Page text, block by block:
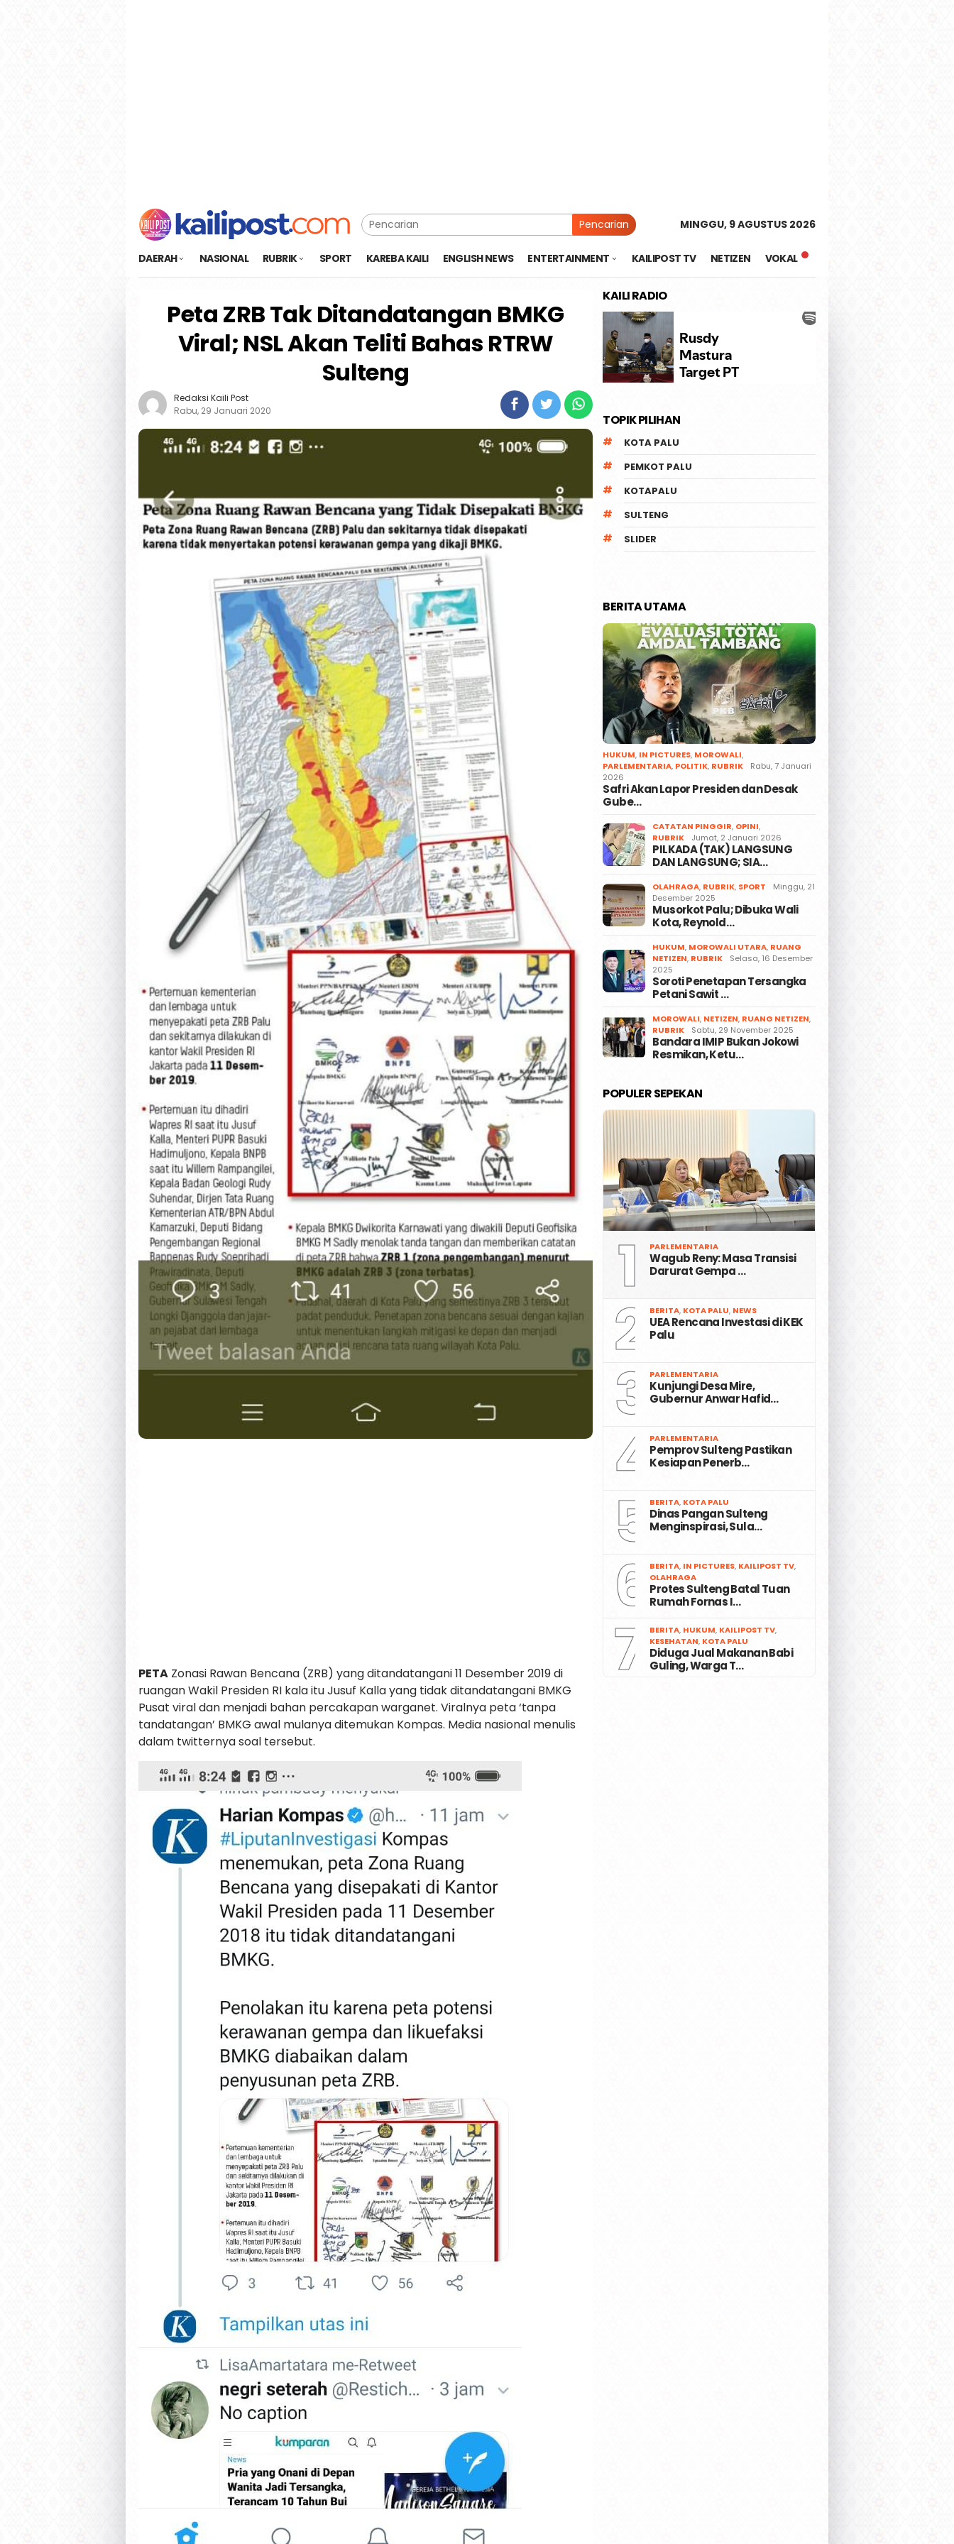
Pencarian MINGGU, 9 AGUSTUS 2026
DAERAH NASIONAL RUBRIK SPORT KAREBA KAILI ENGLISH NEWS ENTERTAINMENT KAILIPOST TV NETIZEN VOKAL
Peta ZRB Tak Ditandatangan BMKG
Viral; NSL Akan Teliti Bahas RTRW
Sulteng
Redaksi Kaili Post
Rabu, 29 Januari 2020
PETA Zonasi Rawan Bencana (ZRB) yang ditandatangani 11 Desember 2019 di
ruangan Wakil Presiden RI kala itu Jusuf Kalla yang tidak ditandatangani BMKG
Pusat viral dan menjadi bahan percakapan warganet. Viralnya peta ‘tanpa
tandatangan’ BMKG awal mulanya ditemukan Kompas. Media nasional menulis
dalam twitternya soal tersebut.
KAILI RADIO
TOPIK PILIHAN
KOTA PALU
PEMKOT PALU
KOTAPALU
SULTENG
SLIDER
BERITA UTAMA
HUKUM, IN PICTURES, MOROWALI,
PARLEMENTARIA, POLITIK, RUBRIK
Rabu, 7 Januari
2026
Safri Akan Lapor Presiden dan Desak
Gube…
CATATAN PINGGIR, OPINI,
RUBRIK
Jumat, 2 Januari 2026
PILKADA (TAK) LANGSUNG
DAN LANGSUNG; SIA…
OLAHRAGA, RUBRIK, SPORT
Minggu, 21
Desember 2025
Musorkot Palu; Dibuka Wali
Kota, Reynold…
HUKUM, MOROWALI UTARA, RUANG
NETIZEN, RUBRIK
Selasa, 16 Desember
2025
Soroti Penetapan Tersangka
Petani Sawit …
MOROWALI, NETIZEN, RUANG NETIZEN,
RUBRIK
Sabtu, 29 November 2025
Bandara IMIP Bukan Jokowi
Resmikan, Ketu…
POPULER SEPEKAN
1 PARLEMENTARIA
Wagub Reny: Masa Transisi
Darurat Gempa …
2 BERITA, KOTA PALU, NEWS
UEA Rencana Investasi di KEK
Palu
3 PARLEMENTARIA
Kunjungi Desa Mire,
Gubernur Anwar Hafid…
4 PARLEMENTARIA
Pemprov Sulteng Pastikan
Kesiapan Penerb…
5 BERITA, KOTA PALU
Dinas Pangan Sulteng
Menginspirasi, Sula…
6 BERITA, IN PICTURES, KAILIPOST TV,
OLAHRAGA
Protes Sulteng Batal Tuan
Rumah Fornas I…
7 BERITA, HUKUM, KAILIPOST TV,
KESEHATAN, KOTA PALU
Diduga Jual Makanan Babi
Guling, Warga T…